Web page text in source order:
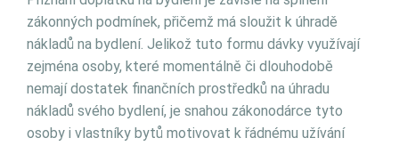
zákonných podmínek, přičemž má sloužit k úhradě
nákladů na bydlení. Jelikož tuto formu dávky využívají
zejména osoby, které momentálně či dlouhodobě
nemají dostatek finančních prostředků na úhradu
nákladů svého bydlení, je snahou zákonodárce tyto
osoby i vlastníky bytů motivovat k řádnému užívání